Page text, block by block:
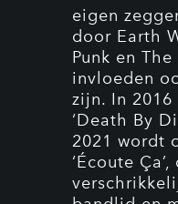
eigen
door Earth
Punk en
invloeden
zijn. In
‘Death By
2021 wordt
‘Écoute